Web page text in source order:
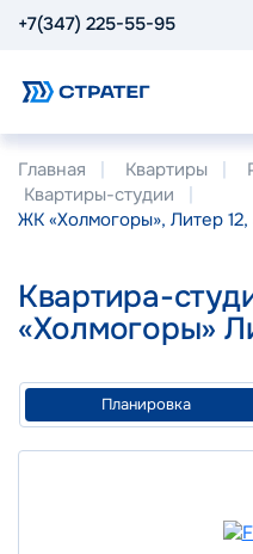
+7(347) 225-55-95
Главная Квартиры
Квартиры-студии
ЖК «Холмогоры», Литер
Квартира-
«Холмогоры»
Планировка